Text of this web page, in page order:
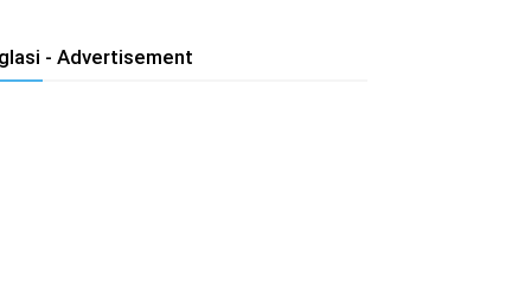
- Advertisement